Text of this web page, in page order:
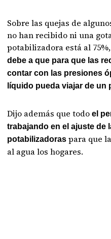
Sobre las quejas de
no han recibido ni una
potabilizadora está al 75%,
debe a que para que las
contar con las presiones
líquido pueda viajar de un
Dijo además que todo el
trabajando en el ajuste de
potabilizadoraspara que
al agua los hogares.